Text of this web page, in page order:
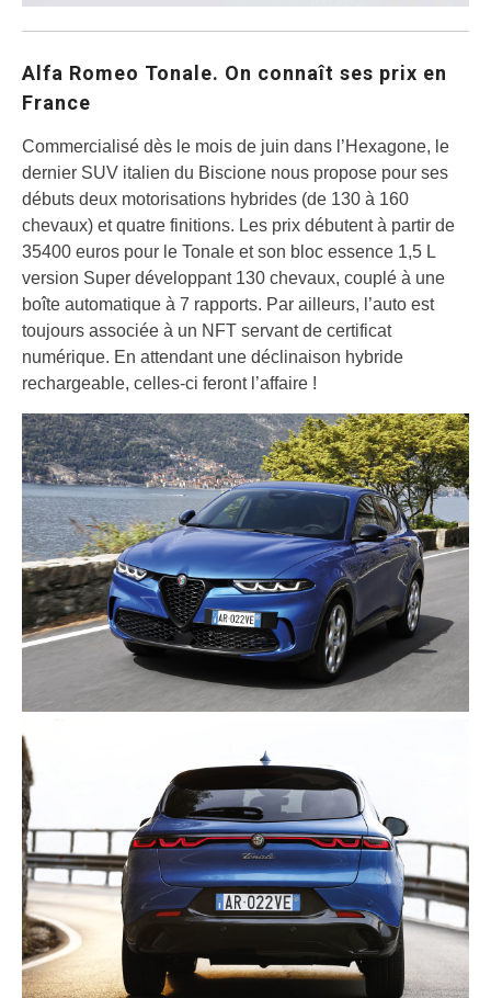
Alfa Romeo Tonale. On connaît ses prix en
France
Commercialisé dès le mois de juin dans l’Hexagone, le
dernier SUV italien du Biscione nous propose pour ses
débuts deux motorisations hybrides (de 130 à 160
chevaux) et quatre finitions. Les prix débutent à partir de
35400 euros pour le Tonale et son bloc essence 1,5 L
version Super développant 130 chevaux, couplé à une
boîte automatique à 7 rapports. Par ailleurs, l’auto est
toujours associée à un NFT servant de certificat
numérique. En attendant une déclinaison hybride
rechargeable, celles-ci feront l’affaire !